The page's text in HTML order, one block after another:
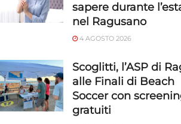
sapere durante
nel Ragusano
4 AGOSTO 2026
Scoglitti, l’ASP di
alle Finali di Beach
Soccer con
gratuiti